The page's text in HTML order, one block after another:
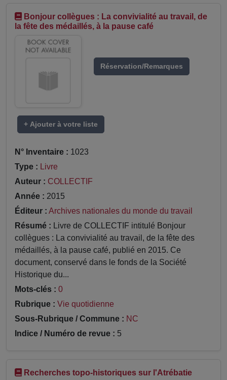
Bonjour collègues : La convivialité au travail, de
la fête des médaillés, à la pause café
Réservation/Remarques
+ Ajouter à votre liste
N° Inventaire : 1023
Type : Livre
Auteur : COLLECTIF
Année : 2015
Éditeur : Archives nationales du monde du travail
Résumé : Livre de COLLECTIF intitulé Bonjour
collègues : La convivialité au travail, de la fête des
médaillés, à la pause café, publié en 2015. Ce
document, conservé dans le fonds de la Société
Historique du...
Mots-clés : 0
Rubrique : Vie quotidienne
Sous-Rubrique / Commune : NC
Indice / Numéro de revue : 5
Recherches topo-historiques sur l'Atrébatie